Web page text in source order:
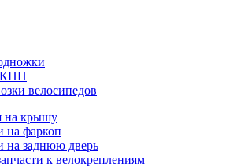
КПП
велосипедов
на крышу
на фаркоп
на заднюю дверь
к велокреплениям